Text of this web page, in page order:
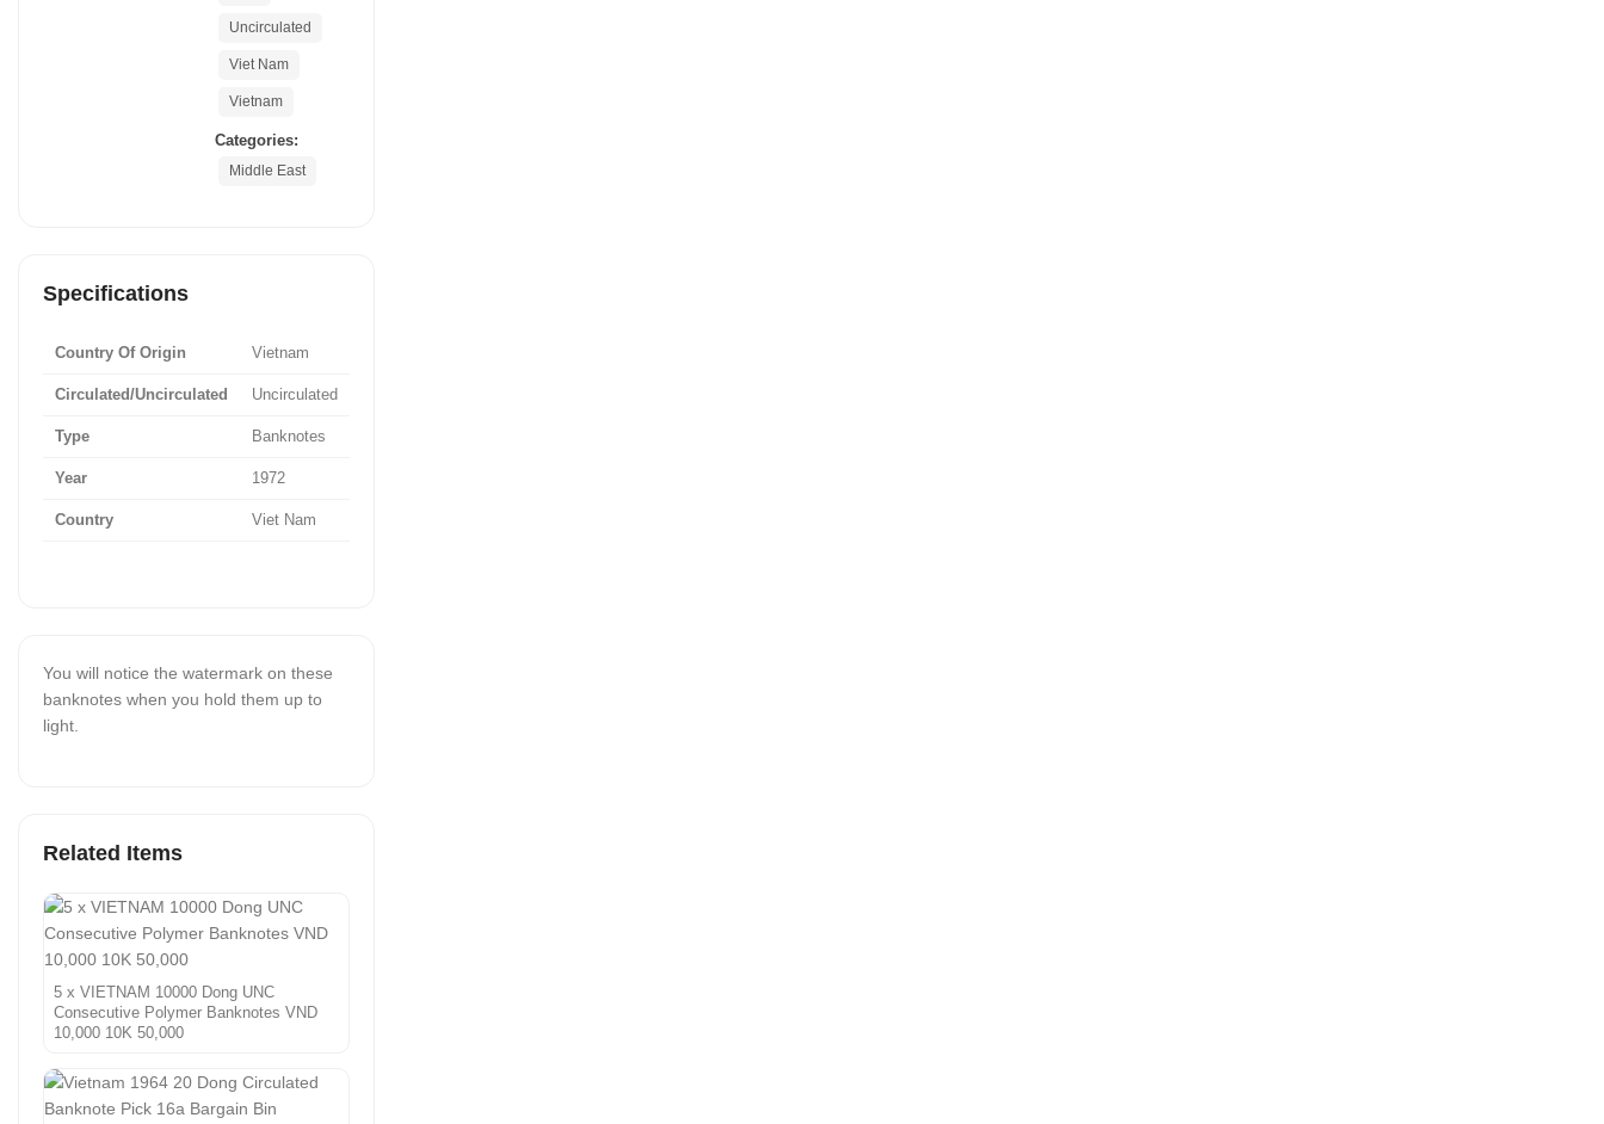
Uncirculated
Viet Nam
Vietnam
Categories:
Middle East
Specifications
Country Of Origin Vietnam
Circulated/Uncirculated Uncirculated
Type Banknotes
Year 1972
Country Viet Nam
You will notice the watermark on these
banknotes when you hold them up to
light.
Related Items
5 x VIETNAM 10000 Dong UNC
Consecutive Polymer Banknotes VND
10,000 10K 50,000